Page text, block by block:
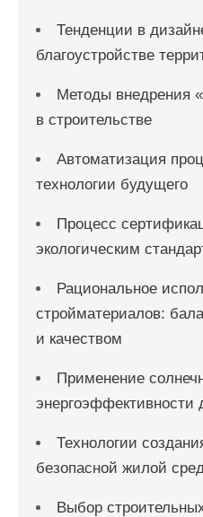
Тенденции в
благоустройстве
Методы внедрения
в строительстве
Автоматизация
технологии будущего
Процесс
экологическим
Рациональное
стройматериалов:
и качеством
Применение
энергоэффективности
Технологии
безопасной жилой
Выбор